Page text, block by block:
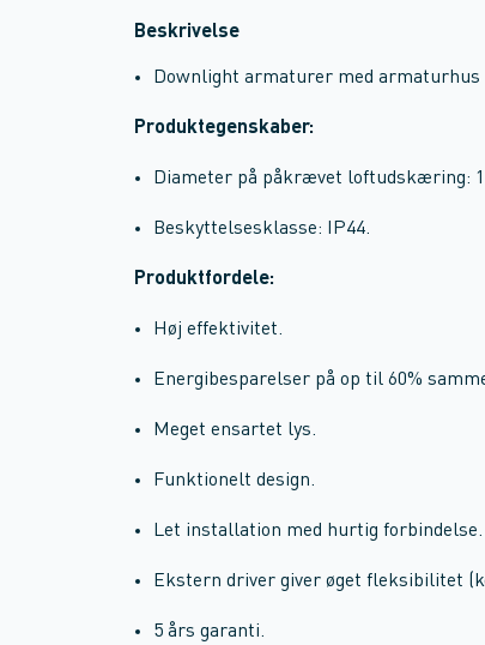
Beskrivelse
Downlight armaturer med
Produktegenskaber:
Diameter på påkrævet loftudskæring:
Beskyttelsesklasse: IP44.
Produktfordele:
Høj effektivitet.
Energibesparelser på op til 60%
Meget ensartet lys.
Funktionelt design.
Let installation med hurtig forbindelse.
Ekstern driver giver øget fleksibilitet
5 års garanti.